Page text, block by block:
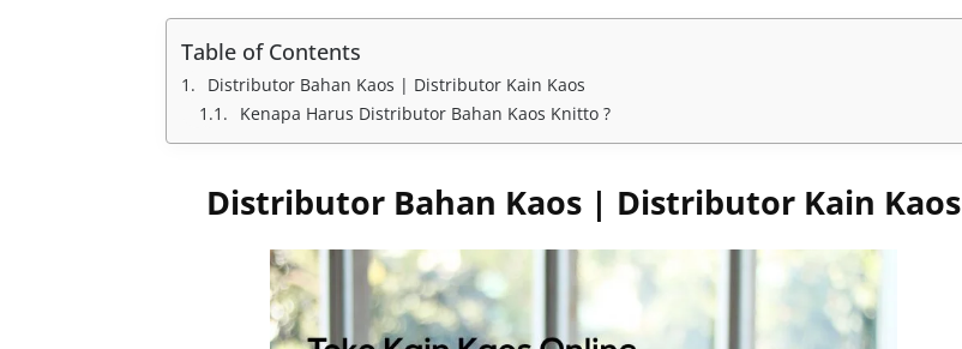
Table of Contents
Distributor Bahan Kaos | Distributor Kain Kaos
Kenapa Harus Distributor Bahan Kaos Knitto ?
Distributor Bahan Kaos | Distributor Kain Kaos